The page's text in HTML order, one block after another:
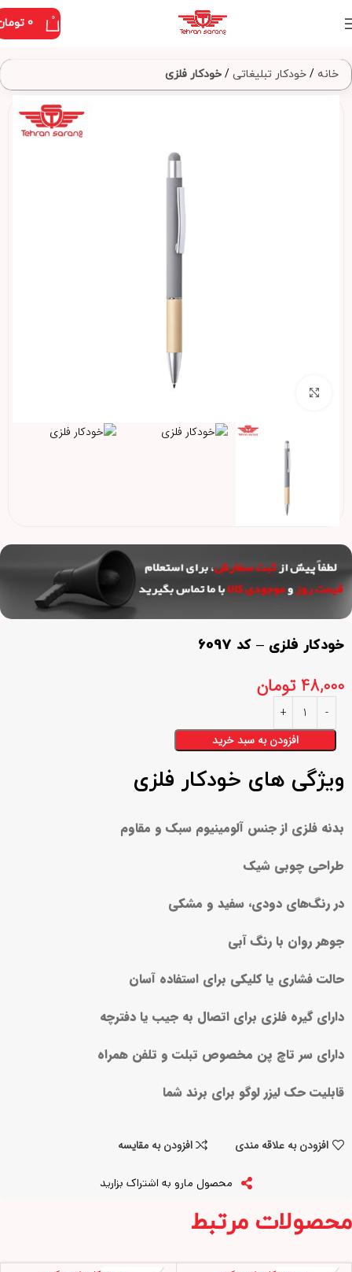
0
0
خانه خودکار تبلیغاتی خودکار فلزی
خودکار فلزی – کد 6097
48,000 تومان
افزودن به سبد خرید
ویژگی های خودکار فلزی
بدنه فلزی از جنس آلومینیوم سبک و مقاوم
طراحی چوبی شیک
در رنگ‌های دودی، سفید و مشکی
جوهر روان با رنگ آبی
حالت فشاری یا کلیکی برای استفاده آسان
دارای گیره فلزی برای اتصال به جیب یا دفترچه
دارای سر تاچ پن مخصوص تبلت و تلفن همراه
قابلیت حک لیزر لوگو برای برند شما
افزودن به علاقه مندی افزودن به مقایسه
محصول مارو به اشتراک بزارید
محصولات مرتبط